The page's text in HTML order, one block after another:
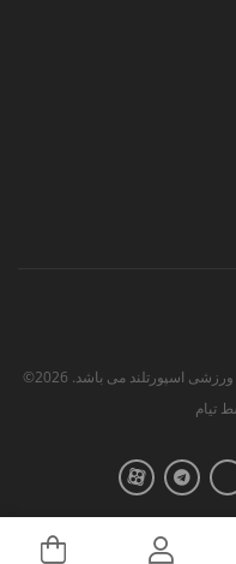
اسپورتلند می باشد. 2026©
تیام